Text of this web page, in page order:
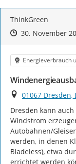
ThinkGreen
Zeitpunkt des
Zeitpunkt des
30. November
Kategorie
Energieverbrauch
Ort
01067 Dresden,
Dresden kann
Windstrom
Autobahnen/
werden, in denen
Bladeless), etwa
errichtet werden